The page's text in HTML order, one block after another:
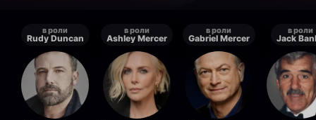
в роли
Rudy Duncan
в роли
Ashley Mercer
в роли
Gabriel Mercer
в роли
Jack